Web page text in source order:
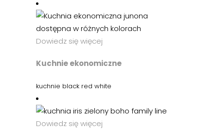
Dowiedz się więcej
Kuchnie ekonomiczne
kuchnie black red white
Dowiedz się więcej